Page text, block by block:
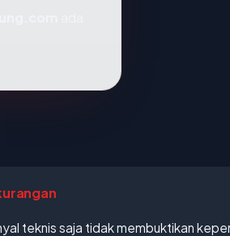
teknis saja tidak membuktikan